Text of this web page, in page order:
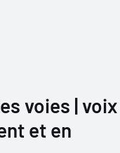
voies | voix
et en